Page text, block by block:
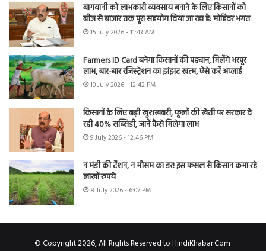
बागवानी को लाभकारी व्यवसाय बनाने के लिए किसानों को
बीज से बाजार तक पूरा सहयोग दिया जा रहा है: मोहिंदर भगत
15 July 2026 - 11:43 AM
Farmers ID Card बनेगा किसानों की पहचान, मिलेंगे भरपूर
लाभ, बार-बार रजिस्ट्रेशन का झंझट खत्म, ऐसे करें अप्लाई
10 July 2026 - 12:42 PM
किसानों के लिए बड़ी खुशखबरी, फूलों की खेती पर सरकार दे
रही 40% सब्सिडी, जानें कैसे मिलेगा लाभ
9 July 2026 - 12:46 PM
न मंडी की टेंशन, न मौसम का डर! इस फसल से किसान कमा रहे
लाखों रुपये
8 July 2026 - 6:07 PM
© Copyright 2026, All Rights Reserved to HindiKhabar.Com